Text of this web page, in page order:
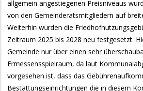
allgemein angestiegenen Preisniveaus
von den Gemeinderatsmitgliedern auf
Weiterhin wurden die
Zeitraum 2025 bis 2028 neu festgesetzt.
Gemeinde nur über einen sehr
Ermessensspielraum, da laut
vorgesehen ist, dass das
Bestattungseinrichtungen die in diesem